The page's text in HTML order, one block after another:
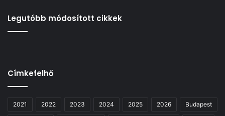
Legutóbb módosított cikkek
Címkefelhő
2021 2022 2023 2024 2025 2026 Budapest